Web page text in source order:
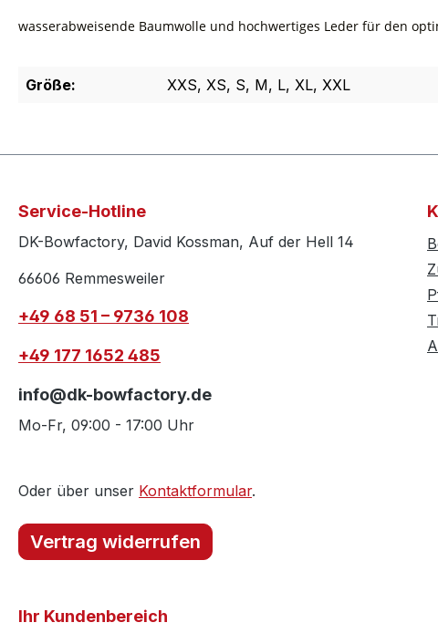
wasserabweisende Baumwolle und hochwertiges Leder für den
Größe: XXS, XS, S, M, L, XL, XXL
Service-Hotline
DK-Bowfactory, David Kossman, Auf der Hell 14
66606 Remmesweiler
+49 68 51 – 9736 108
+49 177 1652 485
info@dk-bowfactory.de
Mo-Fr, 09:00 - 17:00 Uhr
Oder über unser Kontaktformular.
Vertrag widerrufen
Ihr Kundenbereich